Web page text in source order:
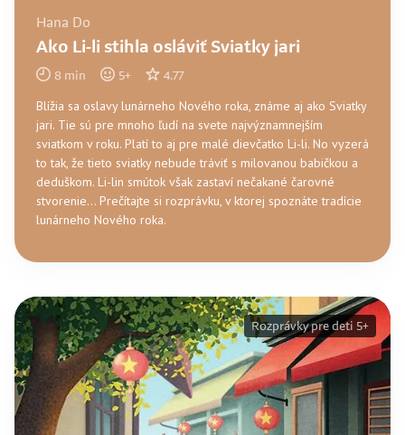
Hana Do
Ako Li-li stihla osláviť Sviatky jari
8 min 5+ 4.77
Blížia sa oslavy lunárneho Nového roka, známe aj ako Sviatky
jari. Tie sú pre mnoho ľudí na svete najvýznamnejším
sviatkom v roku. Platí to aj pre malé dievčatko Li-li. No vyzerá
to tak, že tieto sviatky nebude tráviť s milovanou babičkou a
deduškom. Li-lin smútok však zastaví nečakané čarovné
stvorenie... Prečítajte si rozprávku, v ktorej spoznáte tradície
lunárneho Nového roka.
Rozprávky pre deti 5+